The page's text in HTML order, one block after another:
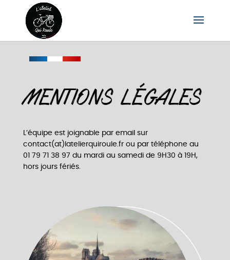
MENTIONS LÉGALES
L’équipe est joignable par email sur
contact(at)latelierquiroule.fr ou par téléphone au
01 79 71 38 97 du mardi au samedi de 9H30 à 19H,
hors jours fériés.